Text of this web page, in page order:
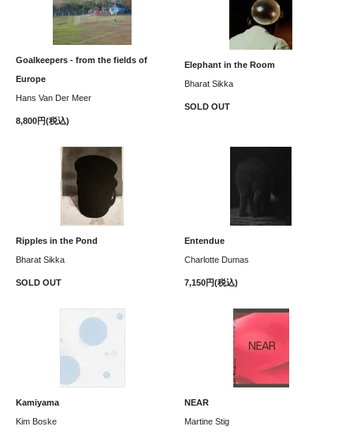
Goalkeepers - from the fields of
Europe
Hans Van Der Meer
8,800円(税込)
Elephant in the Room
Bharat Sikka
SOLD OUT
Ripples in the Pond
Bharat Sikka
SOLD OUT
Entendue
Charlotte Dumas
7,150円(税込)
Kamiyama
Kim Boske
NEAR
Martine Stig